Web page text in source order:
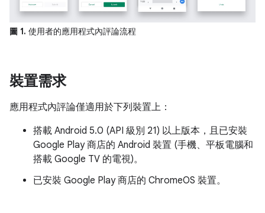
圖 1. 使用者的應用程式內評論流程
裝置需求
應用程式內評論僅適用於下列裝置上：
搭載 Android 5.0 (API 級別 21) 以上版本，且已安裝
Google Play 商店的 Android 裝置 (手機、平板電腦和
搭載 Google TV 的電視)。
已安裝 Google Play 商店的 ChromeOS 裝置。